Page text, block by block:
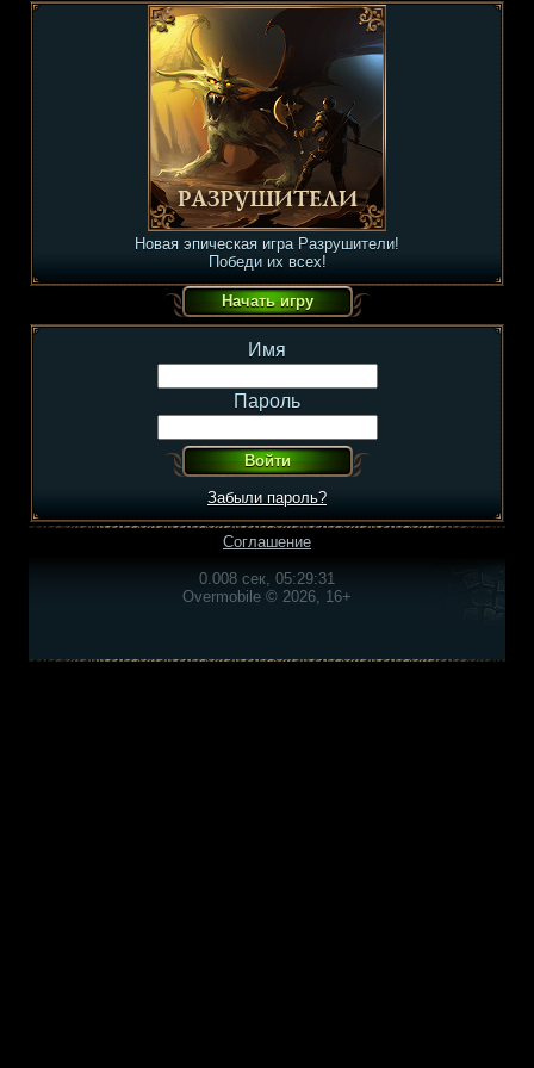
Новая эпическая игра Разрушители!
Победи их всех!
Имя
Пароль
Забыли пароль?
Соглашение
0.008 сек, 05:29:31
Overmobile © 2026, 16+